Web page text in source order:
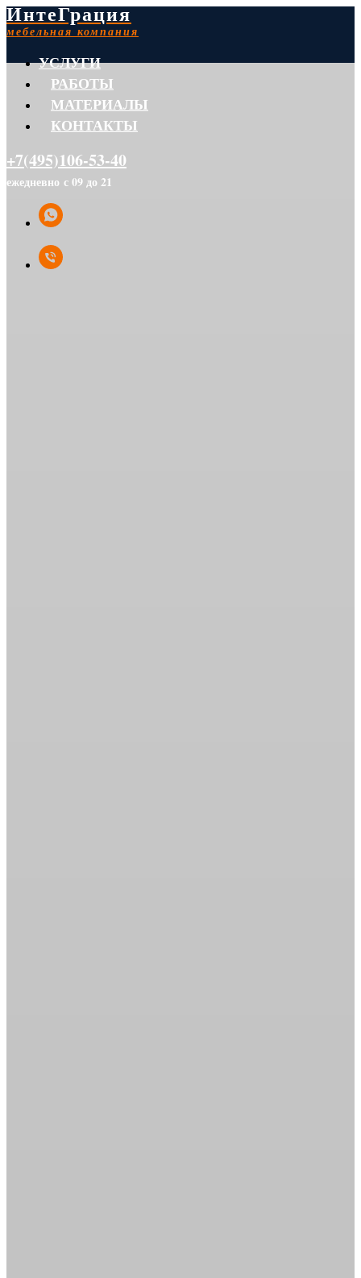
ИнтеГрация
мебельная компания
УСЛУГИ
РАБОТЫ
МАТЕРИАЛЫ
КОНТАКТЫ
+7(495)106-53-40
ежедневно с 09 до 21